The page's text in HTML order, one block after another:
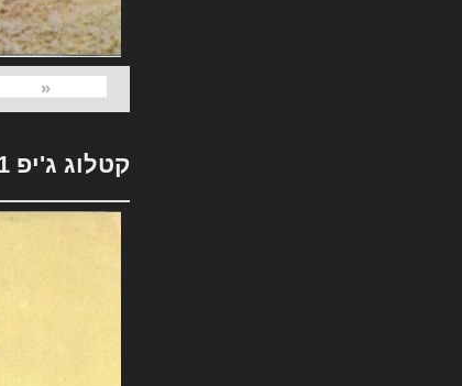
«
קטלוג ג'יפ 1971